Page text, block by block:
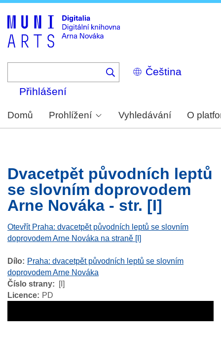
Select
your
Přihlášení
Domů Prohlížení Vyhledávání O
Dvacetpět původních leptů
se slovním doprovodem
Arne Nováka - str. [I]
Otevřít Praha: dvacetpět původních leptů se slovním
doprovodem Arne Nováka na straně [I]
Dílo
Praha: dvacetpět původních leptů se slovním
doprovodem Arne Nováka
Číslo strany
[I]
Licence
PD